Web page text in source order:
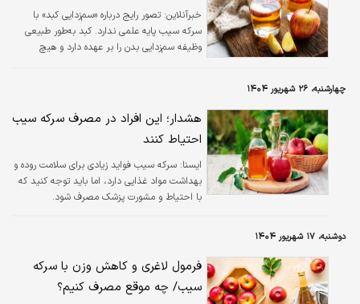
خبرآنلاین: تصور رایج درباره «سم‌زدایی کبد» با
سرکه سیب پایه علمی ندارد. کبد به‌طور طبیعی
وظیفه سم‌زدایی بدن را بر عهده دارد و هیچ
چهارشنبه، ۲۶ شهریور ۱۴۰۴
هشدار؛ این افراد در مصرف سرکه سیب
احتیاط کنند
ایسنا: سرکه سیب فواید زیادی برای سلامت روده و
بهداشت مواد غذایی دارد، اما باید توجه کنید که
با احتیاط و مشورت پزشک مصرف شود.
دوشنبه، ۱۷ شهریور ۱۴۰۴
فرمول لاغری و کاهش وزن با سرکه
سیب/ چه موقع مصرف کنیم؟